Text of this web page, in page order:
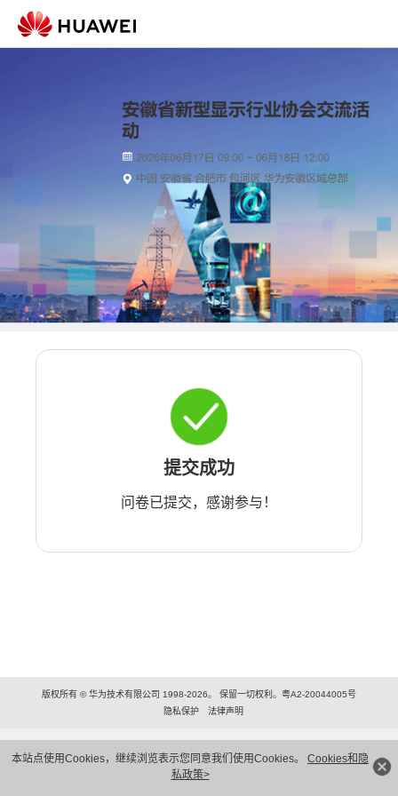
本站点使用Cookies，继续浏览表示您同意我们使用Cookies。 Cookies和隐
私政策>
提交成功
问卷已提交，感谢参与！
版权所有 © 华为技术有限公司 1998-2026。 保留一切权利。粤A2-20044005号
隐私保护
法律声明